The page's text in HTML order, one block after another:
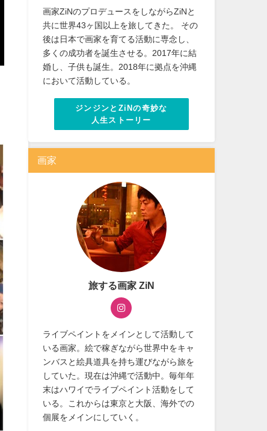
画家ZiNのプロデュースをしながらZiNと
共に世界43ヶ国以上を旅してきた。 その
後は日本で画家を育てる活動に専念し、
多くの成功者を誕生させる。2017年に結
婚し、子供も誕生。2018年に拠点を沖縄
において活動している。
ジンジンとZiNの奇妙な
人生ストーリー
画家
旅する画家 ZiN
ライブペイントをメインとして活動して
いる画家。絵で稼ぎながら世界中をキャ
ンバスと絵具道具を持ち運びながら旅を
していた。現在は沖縄で活動中。毎年年
末はハワイでライブペイント活動をして
いる。これからは東京と大阪、海外での
個展をメインにしていく。